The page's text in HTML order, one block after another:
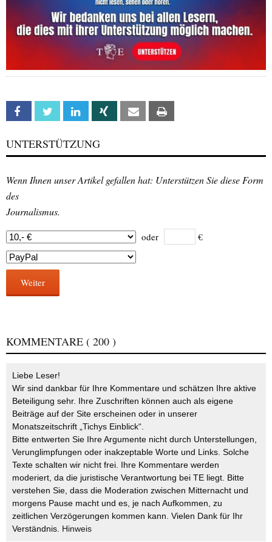
Facebook Twitter Linkedin Xing Email
UNTERSTÜTZUNG
Wenn Ihnen unser Artikel gefallen hat: Unterstützen Sie diese Form
des
Journalismus.
oder €
Weiter
KOMMENTARE ( 200 )
Liebe Leser!
Wir sind dankbar für Ihre Kommentare und schätzen Ihre aktive
Beteiligung sehr. Ihre Zuschriften können auch als eigene
Beiträge auf der Site erscheinen oder in unserer
Monatszeitschrift „Tichys Einblick“.
Bitte entwerten Sie Ihre Argumente nicht durch Unterstellungen,
Verunglimpfungen oder inakzeptable Worte und Links. Solche
Texte schalten wir nicht frei. Ihre Kommentare werden
moderiert, da die juristische Verantwortung bei TE liegt. Bitte
verstehen Sie, dass die Moderation zwischen Mitternacht und
morgens Pause macht und es, je nach Aufkommen, zu
zeitlichen Verzögerungen kommen kann. Vielen Dank für Ihr
Verständnis. Hinweis